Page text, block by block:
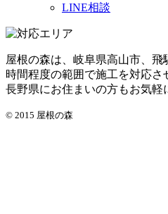
LINE相談
屋根の森は、岐阜県高山市、
時間程度の範囲で施工を対応さ
長野県にお住まいの方もお気軽
© 2015 屋根の森